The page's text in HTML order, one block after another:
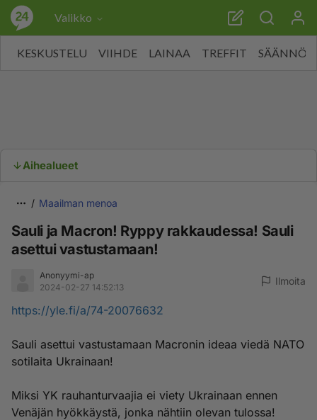
Valikko
KESKUSTELU VIIHDE LAINAA TREFFIT SÄÄNNÖT
Aihealueet
Maailman menoa
Sauli ja Macron! Ryppy rakkaudessa! Sauli
asettui vastustamaan!
Anonyymi-ap
2024-02-27 14:52:13
Ilmoita
https://yle.fi/a/74-20076632
Sauli asettui vastustamaan Macronin ideaa viedä NATO
sotilaita Ukrainaan!
Miksi YK rauhanturvaajia ei viety Ukrainaan ennen
Venäjän hyökkäystä, jonka nähtiin olevan tulossa!